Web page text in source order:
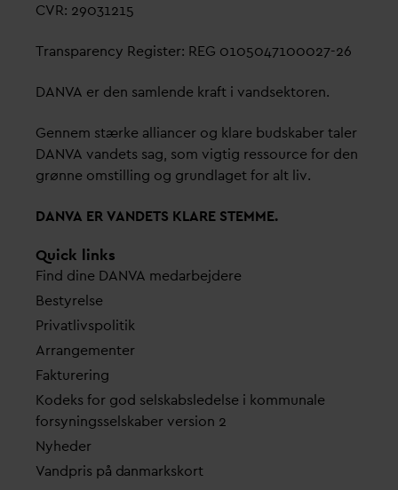
CVR: 29031215
Transparency Register: REG 0105047100027-26
DANVA er den samlende kraft i vandsektoren.
Gennem stærke alliancer og klare budskaber taler
DANVA vandets sag, som vigtig ressource for den
grønne omstilling og grundlaget for alt liv.
DANVA ERVANDETS KLARE STEMME.
Quick links
Find dine DANVA medarbejdere
Bestyrelse
Privatlivspolitik
Arrangementer
Fakturering
Kodeks for god selskabsledelse i kommunale
forsyningsselskaber version 2
Nyheder
Vandpris på danmarkskort